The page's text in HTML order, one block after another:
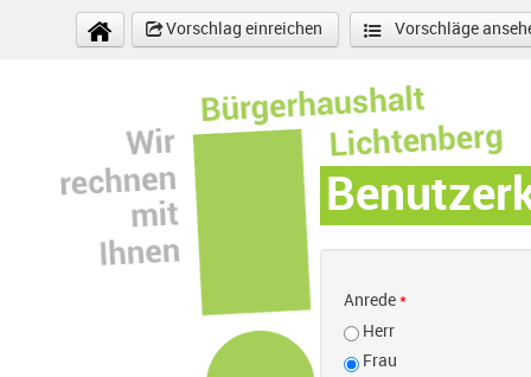
Direkt zum Inhalt
Vorschlag einreichen
Vorschläge
Anrede *
Herr
Frau